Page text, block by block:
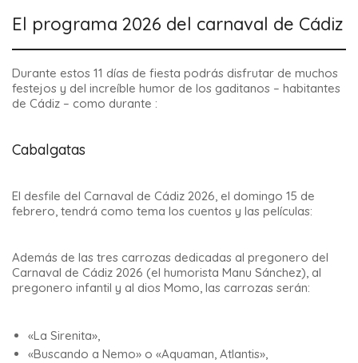
El programa 2026 del carnaval de Cádiz
Durante estos 11 días de fiesta podrás disfrutar de muchos
festejos y del increíble humor de los gaditanos – habitantes
de Cádiz – como durante :
Cabalgatas
El desfile del Carnaval de Cádiz 2026, el domingo 15 de
febrero, tendrá como tema los cuentos y las películas:
Además de las tres carrozas dedicadas al pregonero del
Carnaval de Cádiz 2026 (el humorista Manu Sánchez), al
pregonero infantil y al dios Momo, las carrozas serán:
«La Sirenita»,
«Buscando a Nemo» o «Aquaman, Atlantis»,